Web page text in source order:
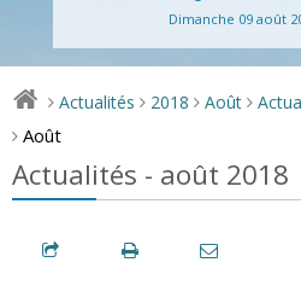
Dimanche 09 août
> Actualités > 2018 > Août >
> Août
Actualités - août 2018